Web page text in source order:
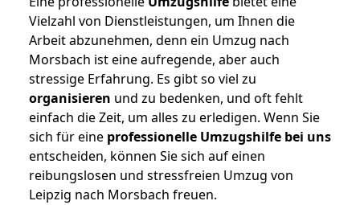
Vielzahl von Dienstleistungen, um Ihnen die
Arbeit abzunehmen, denn ein Umzug nach
Morsbach ist eine aufregende, aber auch
stressige Erfahrung. Es gibt so viel zu
organisieren und zu bedenken, und oft fehlt
einfach die Zeit, um alles zu erledigen. Wenn Sie
sich für eine professionelle Umzugshilfe bei uns
entscheiden, können Sie sich auf einen
reibungslosen und stressfreien Umzug von
Leipzig nach Morsbach freuen.